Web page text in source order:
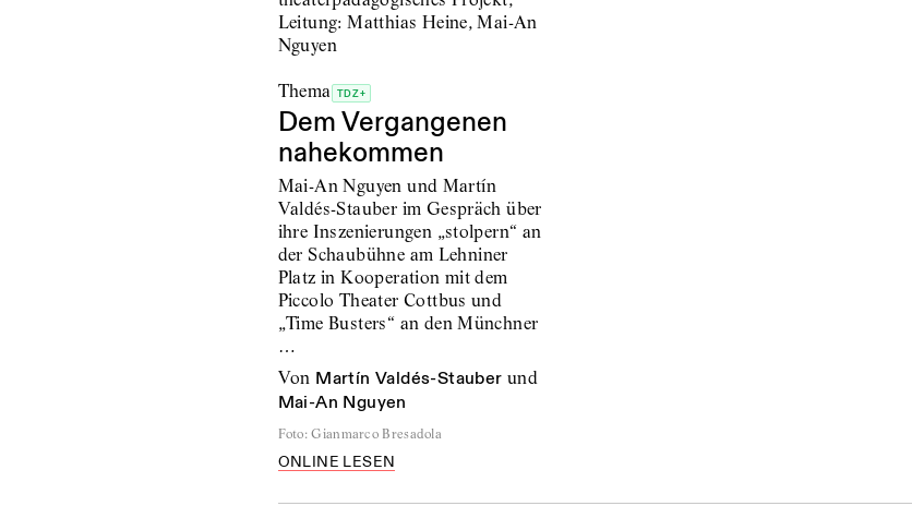
Thema TDZ+
Dem Vergangenen
nahekommen
Mai-An Nguyen und Martín
Valdés-Stauber im Gespräch über
ihre Inszenierungen „stolpern“ an
der Schaubühne am Lehniner
Platz in Kooperation mit dem
Piccolo Theater Cottbus und
„Time Busters“ an den Münchner
…
von Martín Valdés-Stauber und
Mai-An Nguyen
Foto: Gianmarco Bresadola
ONLINE LESEN